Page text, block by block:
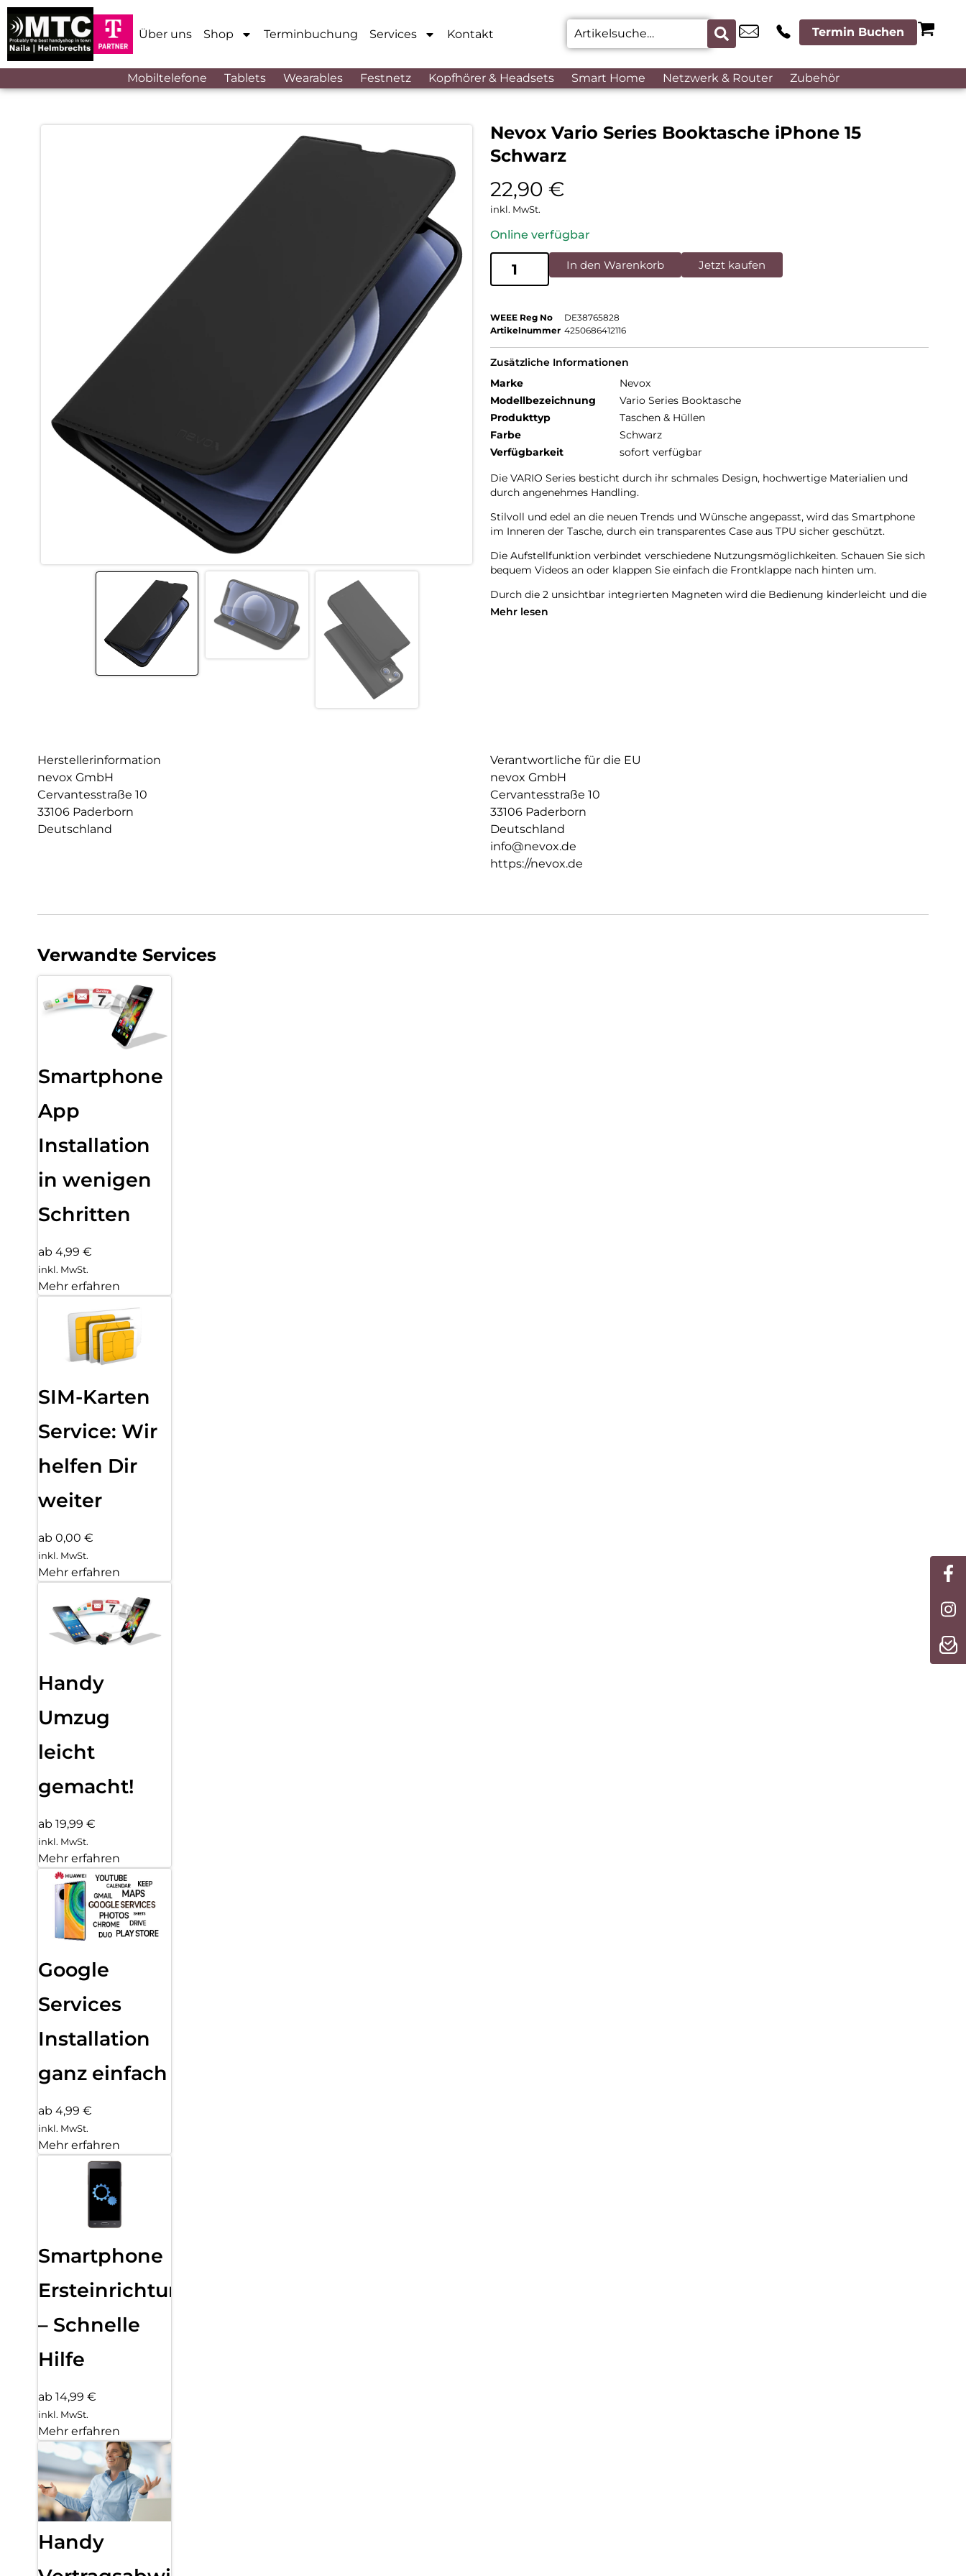
Über uns Shop Terminbuchung Services Kontakt Termin Buchen
Mobiltelefone Tablets Wearables Festnetz Kopfhörer & Headsets Smart Home Netzwerk & Router Zubehör
Nevox Vario Series Booktasche iPhone 15
Schwarz
22,90 €
inkl. MwSt.
Online verfügbar
In den Warenkorb Jetzt kaufen
WEEE Reg No
DE38765828
Artikelnummer 4250686412116
Zusätzliche Informationen
Marke
Nevox
Modellbezeichnung
Vario Series Booktasche
Produkttyp
Taschen & Hüllen
Farbe
Schwarz
Verfügbarkeit
sofort verfügbar
Die VARIO Series besticht durch ihr schmales Design, hochwertige Materialien und
durch angenehmes Handling.
Stilvoll und edel an die neuen Trends und Wünsche angepasst, wird das Smartphone
im Inneren der Tasche, durch ein transparentes Case aus TPU sicher geschützt.
Die Aufstellfunktion verbindet verschiedene Nutzungsmöglichkeiten. Schauen Sie sich
bequem Videos an oder klappen Sie einfach die Frontklappe nach hinten um.
Durch die 2 unsichtbar integrierten Magneten wird die Bedienung kinderleicht und die
Schutzhülle öffnet sich nicht ungewollt.
Mehr lesen
Herstellerinformation
nevox GmbH
Cervantesstraße 10
33106 Paderborn
Deutschland
Verantwortliche für die EU
nevox GmbH
Cervantesstraße 10
33106 Paderborn
Deutschland
info@nevox.de
https://nevox.de
Verwandte Services
Smartphone
App
Installation
in wenigen
Schritten
ab 4,99 €
inkl. MwSt.
Mehr erfahren
SIM-Karten
Service: Wir
helfen Dir
weiter
ab 0,00 €
inkl. MwSt.
Mehr erfahren
Handy
Umzug
leicht
gemacht!
ab 19,99 €
inkl. MwSt.
Mehr erfahren
Google
Services
Installation
ganz einfach
ab 4,99 €
inkl. MwSt.
Mehr erfahren
Smartphone
Ersteinrichtung
– Schnelle
Hilfe
ab 14,99 €
inkl. MwSt.
Mehr erfahren
Handy